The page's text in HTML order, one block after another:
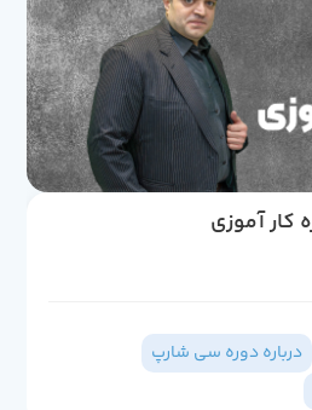
کار آموزی
درباره دوره سی شارپ